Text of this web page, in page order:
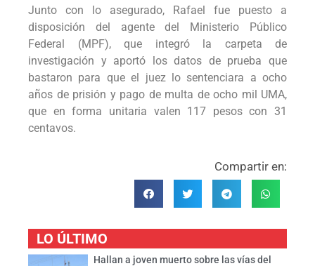
Junto con lo asegurado, Rafael fue puesto a
disposición del agente del Ministerio Público
Federal (MPF), que integró la carpeta de
investigación y aportó los datos de prueba que
bastaron para que el juez lo sentenciara a ocho
años de prisión y pago de multa de ocho mil UMA,
que en forma unitaria valen 117 pesos con 31
centavos.
Compartir en:
LO ÚLTIMO
Hallan a joven muerto sobre las vías del